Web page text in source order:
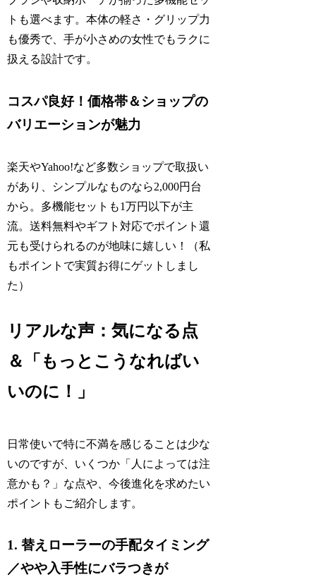
トも選べます。本体の軽さ・グリップ力
も優秀で、手が小さめの女性でもラクに
扱える設計です。
コスパ良好！価格帯＆ショップの
バリエーションが魅力
楽天やYahoo!など多数ショップで取扱い
があり、シンプルなものなら2,000円台
から。多機能セットも1万円以下が主
流。送料無料やギフト対応でポイント還
元も受けられるのが地味に嬉しい！（私
もポイントで実質お得にゲットしまし
た）
リアルな声：気になる点
＆「もっとこうなればい
いのに！」
日常使いで特に不満を感じることは少な
いのですが、いくつか「人によっては注
意かも？」な点や、今後進化を求めたい
ポイントもご紹介します。
1. 替えローラーの手配タイミング
／やや入手性にバラつきが